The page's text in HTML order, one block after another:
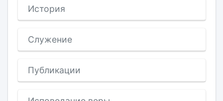
История
Служение
Публикации